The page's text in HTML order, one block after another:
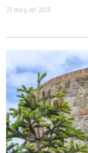
23 maig del 2018